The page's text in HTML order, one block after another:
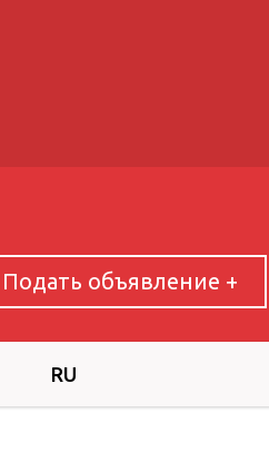
Подать объявление +
RU